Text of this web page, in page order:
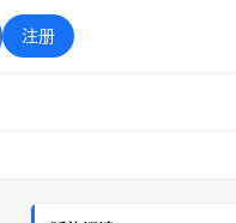
注册